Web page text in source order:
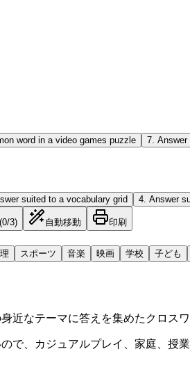
word in a video games puzzle 7. Answer
suited to a vocabulary grid 4 Answer
3) 自動移動 印刷
スポーツ 音楽 映画 学校 子ども
近なテーマに答えを集めたクロスワ
で、カジュアルプレイ、家庭、授業